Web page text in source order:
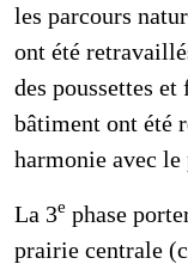
les parcours
ont été
des poussettes
bâtiment ont été
harmonie avec le
La 3e phase
prairie centrale